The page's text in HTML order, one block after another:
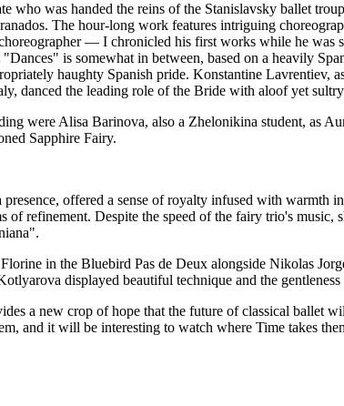
who was handed the reins of the Stanislavsky ballet
The hour-long work features intriguing
— I chronicled his first works while he was
is somewhat in between, based on a heavily
haughty Spanish pride. Konstantine Lavrentiev,
danced the leading role of the Bride with aloof yet
were Alisa Barinova, also a Zhelonikina student, as
Sapphire Fairy.
offered a sense of royalty infused with
refinement. Despite the speed of the fairy trio's
in the Bluebird Pas de Deux alongside Nikolas
displayed beautiful technique and the
a new crop of hope that the future of classical ballet
and it will be interesting to watch where Time takes